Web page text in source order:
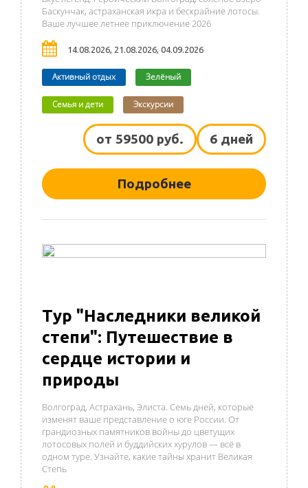
Баскунчак, астраханская икра и бескрайние лотосы.
Ваше лучшее летнее приключение 2026
14.08.2026, 21.08.2026, 04.09.2026
Активный отдых Зелёный
Семья и дети Экскурсии
6 дней
от 59500 руб.
Подробнее
Тур "Наследники великой
степи": Путешествие в
сердце истории и
природы
Волгоград, Астрахань, Элиста. Семь дней, которые
изменят ваше представление о юге России. От
грандиозных памятников войны до цветущих
лотосовых полей и буддийских хурулов — всё в
одном туре. Узнайте, какие тайны хранит Великая
Степь